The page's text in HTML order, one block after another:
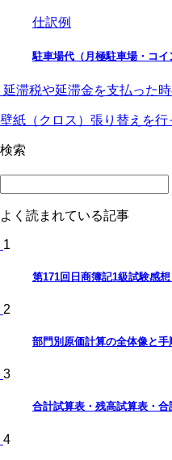
仕訳例
駐車場代（月極駐車場・コ
延滞税や延滞金を支払った
壁紙（クロス）張り替えを
検索
よく読まれている記事
1
第171回日商簿記1級試験感想
2
部門別原価計算の全体像と
3
合計試算表・残高試算表・
4